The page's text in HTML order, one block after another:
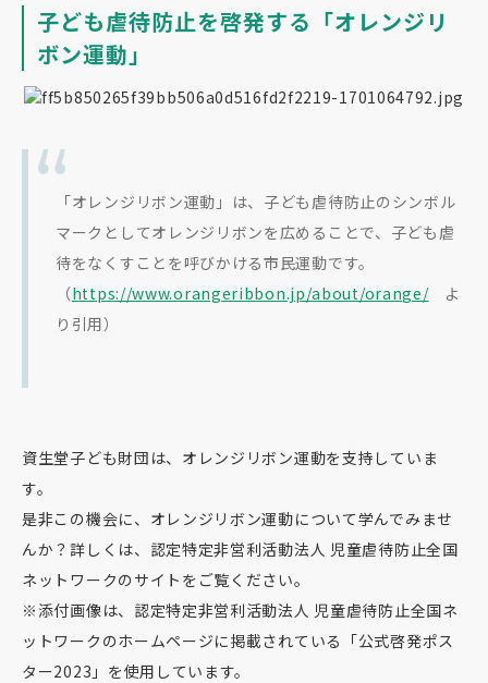
子ども虐待防止を啓発する「オレンジリ
ボン運動」
「オレンジリボン運動」は、子ども虐待防止のシンボル
マークとしてオレンジリボンを広めることで、 子ども虐
待をなくすことを呼びかける市民運動です。
（https://www.orangeribbon.jp/about/orange/よ
り引用）
資生堂子ども財団は、オレンジリボン運動を支持していま
す。
是非この機会に、オレンジリボン運動について学んでみませ
んか？詳しくは、認定特定非営利活動法人 児童虐待防止全国
ネットワークのサイトをご覧ください。
※添付画像は、認定特定非営利活動法人 児童虐待防止全国ネ
ットワークのホームページに掲載されている「公式啓発ポス
ター2023」を使用しています。